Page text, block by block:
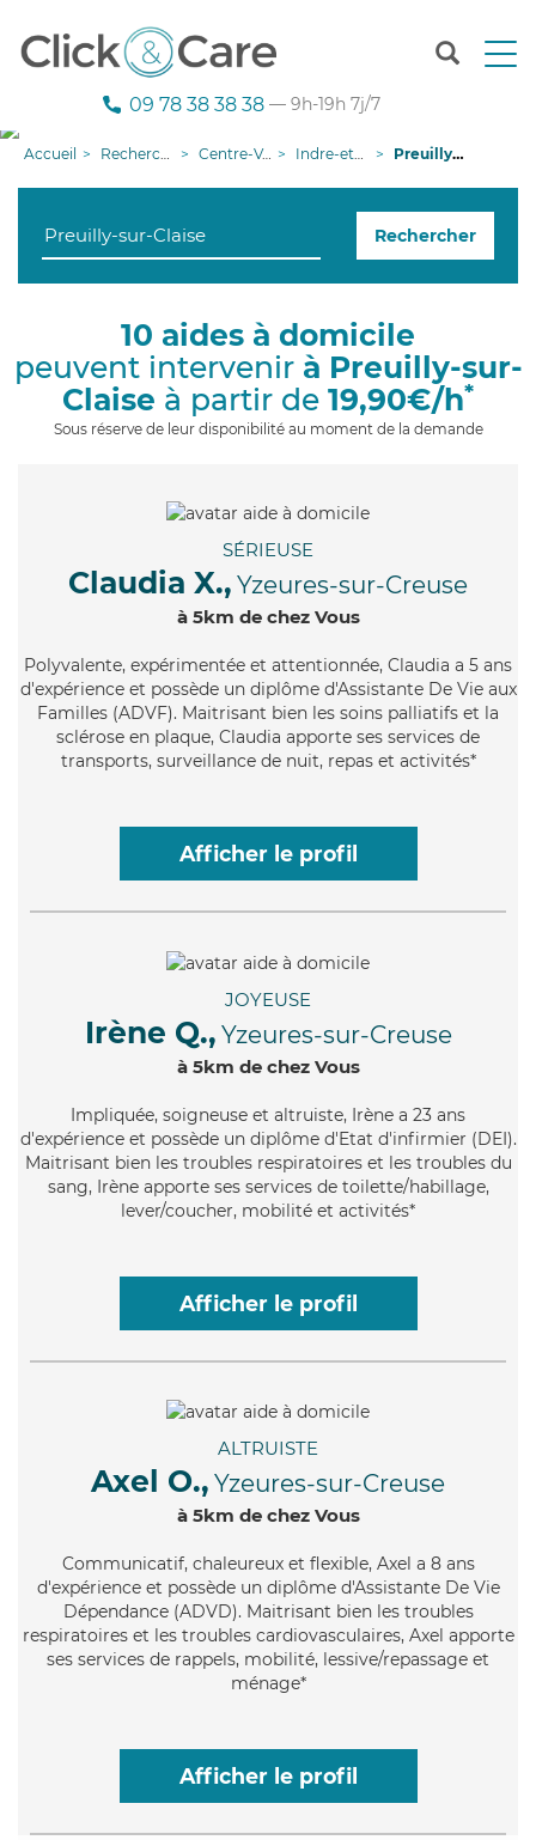
T
n
g
i
09 78 38 38 38 — 9h-19h 7j/7
Accueil Recherche aide à domicile Centre-Val de Loire Indre-et-Loire Preuilly-sur-Claise
Rechercher
10 aides à domicile
peuvent intervenir à Preuilly-sur-
Claise à partir de 19,90€/h*
Sous réserve de leur disponibilité au moment de la demande
SÉRIEUSE
Claudia X., Yzeures-sur-Creuse
à 5km de chez Vous
Polyvalente, expérimentée et attentionnée, Claudia a 5 ans
d'expérience et possède un diplôme d'Assistante De Vie aux
Familles (ADVF). Maitrisant bien les soins palliatifs et la
sclérose en plaque, Claudia apporte ses services de
transports, surveillance de nuit, repas et activités*
Afficher le profil
JOYEUSE
Irène Q., Yzeures-sur-Creuse
à 5km de chez Vous
Impliquée, soigneuse et altruiste, Irène a 23 ans
d'expérience et possède un diplôme d'Etat d'infirmier (DEI).
Maitrisant bien les troubles respiratoires et les troubles du
sang, Irène apporte ses services de toilette/habillage,
lever/coucher, mobilité et activités*
Afficher le profil
ALTRUISTE
Axel O., Yzeures-sur-Creuse
à 5km de chez Vous
Communicatif, chaleureux et flexible, Axel a 8 ans
d'expérience et possède un diplôme d'Assistante De Vie
Dépendance (ADVD). Maitrisant bien les troubles
respiratoires et les troubles cardiovasculaires, Axel apporte
ses services de rappels, mobilité, lessive/repassage et
ménage*
Afficher le profil